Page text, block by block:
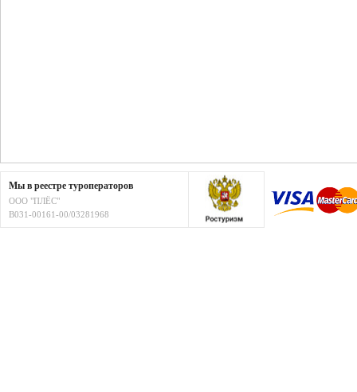
Мы в реестре туроператоров
ООО "ПЛЁС"
В031-00161-00/03281968